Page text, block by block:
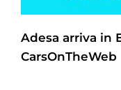
Adesa arriva in
CarsOnTheWeb